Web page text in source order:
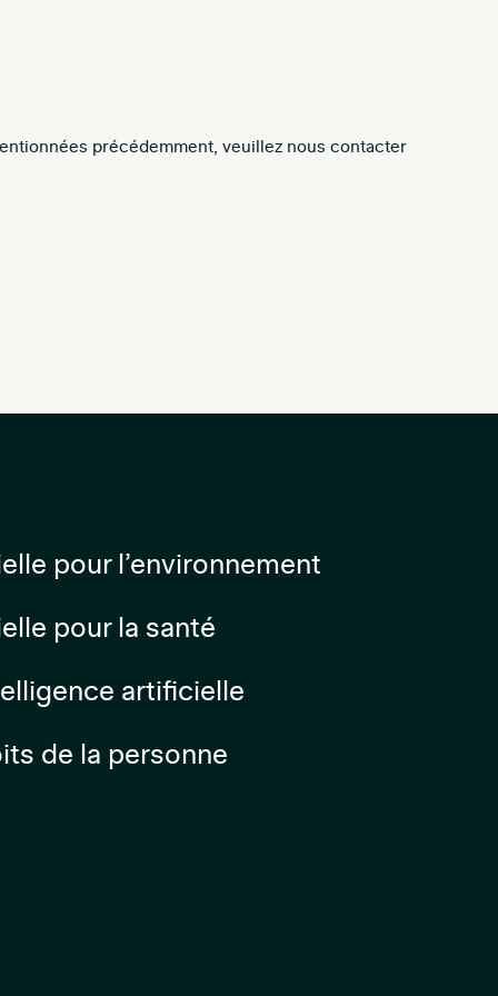
précédemment, veuillez nous contacter
pour l’environnement
pour la santé
artificielle
de la personne